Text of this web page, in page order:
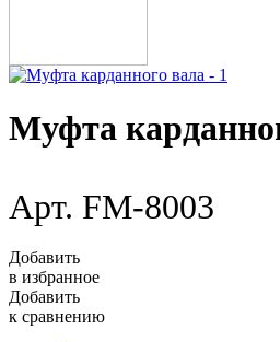
Муфта
Арт. FM-8003
Добавить
в избранное
Добавить
к сравнению